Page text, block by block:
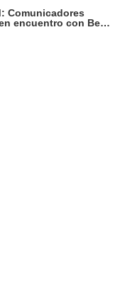
Comunicadores
encuentro con Ben